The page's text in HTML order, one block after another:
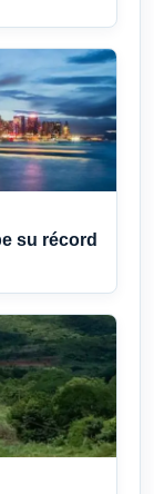
su récord